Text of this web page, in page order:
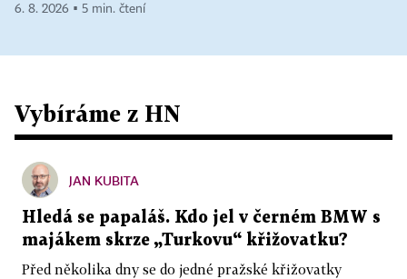
6. 8. 2026 ▪ 5 min. čtení
Vybíráme z HN
JAN KUBITA
Hledá se papaláš. Kdo jel v černém BMW s
majákem skrze „Turkovu“ křižovatku?
Před několika dny se do jedné pražské křižovatky